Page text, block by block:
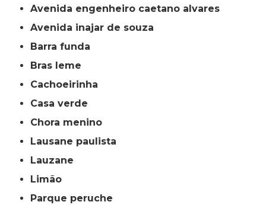
avenida engenheiro caetano alvares
avenida inajar de souza
barra funda
bras leme
cachoeirinha
casa verde
chora menino
lausane paulista
lauzane
limão
parque peruche